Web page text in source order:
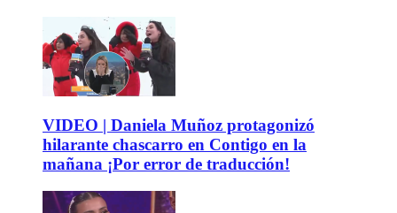
VIDEO | Daniela Muñoz protagonizó
hilarante chascarro en Contigo en la
mañana ¡Por error de traducción!